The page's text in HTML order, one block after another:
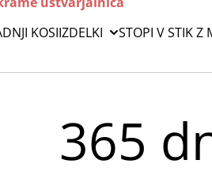
KOSIIZDELKI STOPI V STIK Z
365